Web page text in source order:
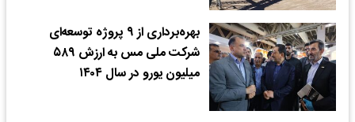
بهره‌برداری از ۹ پروژه توسعه‌ای
شرکت ملی مس به ارزش ۵۸۹
میلیون یورو در سال ۱۴۰۴